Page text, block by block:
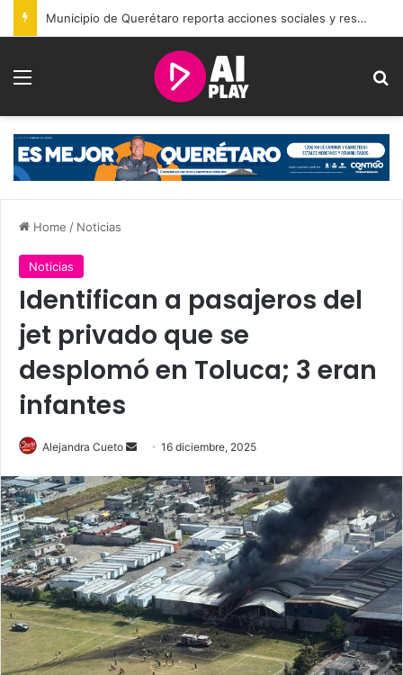
Municipio de Querétaro reporta acciones sociales y resultados de seguridad durante julio
Menu
Home / Noticias
Noticias
Identifican a pasajeros del
jet privado que se
desplomó en Toluca; 3 eran
infantes
Alejandra Cueto
Send
email
16 diciembre, 2025